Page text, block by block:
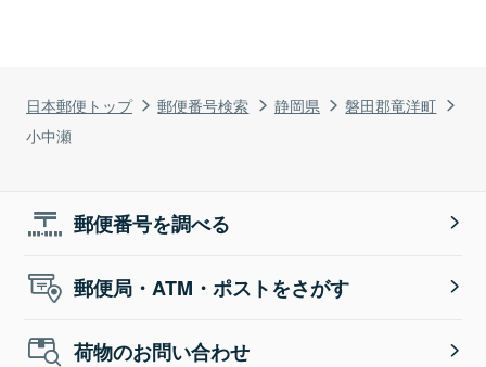
日本郵便トップ 郵便番号検索 静岡県
磐田郡竜洋町
小中瀬
郵便番号を調べる
郵便局・ATM・ポストをさがす
荷物のお問い合わせ